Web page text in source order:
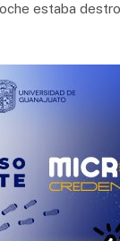
estaba